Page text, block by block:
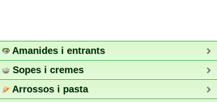
Amanides i entrants
Sopes i cremes
Arrossos i pasta